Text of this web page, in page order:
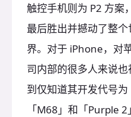
触控手机则为 P2 方案
最后胜出并撼动了整个
界。对于 iPhone，对
司内部的很多人来说也
到仅知道其开发代号为
「M68」和「Purple 2